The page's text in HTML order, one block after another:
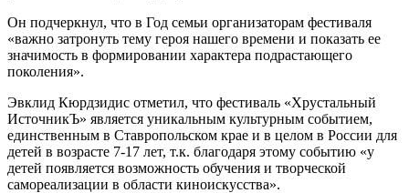
Он подчеркнул, что в Год семьи организаторам фестиваля
«важно затронуть тему героя нашего времени и показать ее
значимость в формировании характера подрастающего
поколения».
Эвклид Кюрдзидис отметил, что фестиваль «Хрустальный
ИсточникЪ» является уникальным культурным событием,
единственным в Ставропольском крае и в целом в России для
детей в возрасте 7-17 лет, т.к. благодаря этому событию «у
детей появляется возможность обучения и творческой
самореализации в области киноискусства».